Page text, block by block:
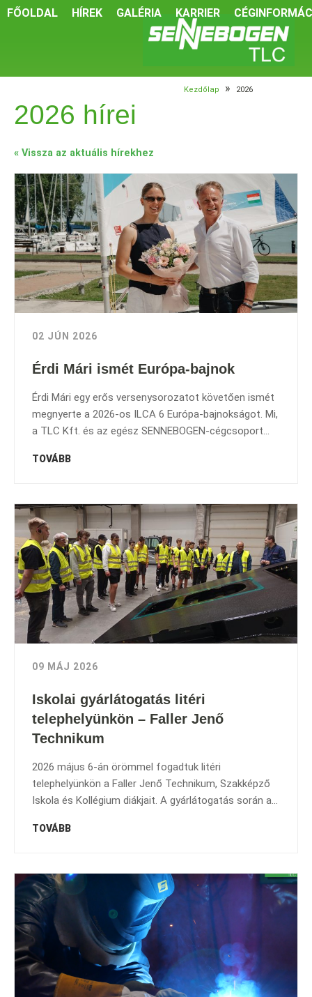
FŐOLDAL HÍREK GALÉRIA KARRIER
Kezdőlap » 2026
2026 hírei
« Vissza az aktuális hírekhez
02 JÚN 2026
Érdi Mári ismét Európa-bajnok
Érdi Mári egy erős versenysorozatot követően ismét
megnyerte a 2026-os ILCA 6 Európa-bajnokságot. Mi,
a TLC Kft. és az egész SENNEBOGEN-cégcsoport...
TOVÁBB
09 MÁJ 2026
Iskolai gyárlátogatás litéri
telephelyünkön – Faller Jenő
Technikum
2026 május 6-án örömmel fogadtuk litéri
telephelyünkön a Faller Jenő Technikum, Szakképző
Iskola és Kollégium diákjait. A gyárlátogatás során a...
TOVÁBB